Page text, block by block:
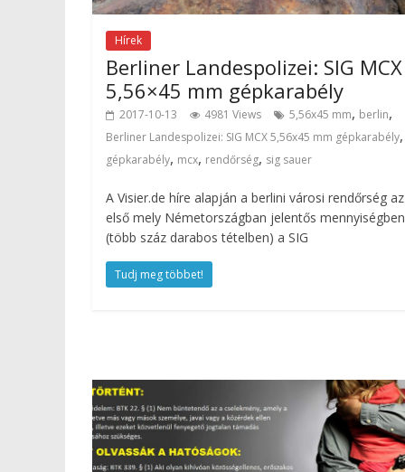
Hírek
Berliner Landespolizei: SIG MCX
5,56×45 mm gépkarabély
2017-10-13 4981 Views 5,56x45 mm, berlin,
Berliner Landespolizei: SIG MCX 5,56x45 mm gépkarabély,
gépkarabély, mcx, rendőrség, sig sauer
A Visier.de híre alapján a berlini városi rendőrség az
első mely Németországban jelentős mennyiségben
(több száz darabos tételben) a SIG
Tudj meg többet!